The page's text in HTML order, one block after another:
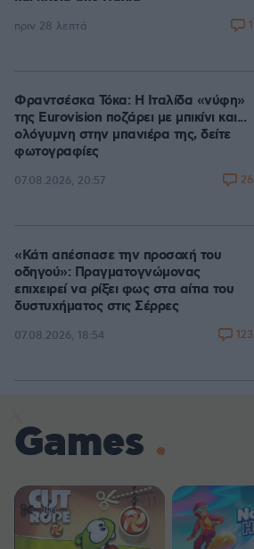
πριν 28 λεπτά 1
Φραντσέσκα Τόκα: Η Ιταλίδα «νύφη»
της Eurovision ποζάρει με μπικίνι και...
ολόγυμνη στην μπανιέρα της, δείτε
φωτογραφίες
07.08.2026, 20:57 26
«Κάτι απέσπασε την προσοχή του
οδηγού»: Πραγματογνώμονας
επιχειρεί να ρίξει φως στα αίτια του
δυστυχήματος στις Σέρρες
07.08.2026, 18:54 123
Games